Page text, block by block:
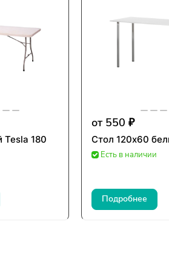
Tesla 180
от 550 ₽
Стол 120х60
Есть в наличии
Подробнее